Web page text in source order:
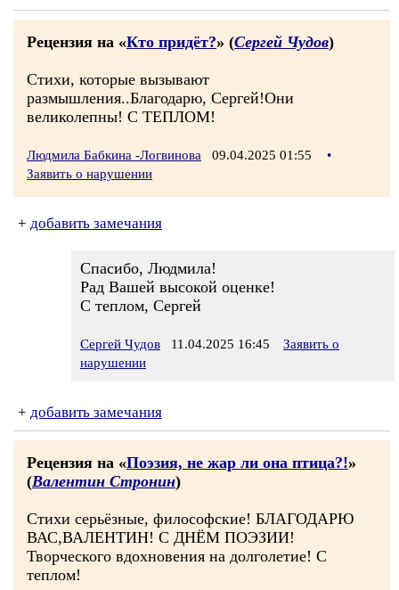
Рецензия на «Кто придёт?» (Сергей Чудов)
Стихи, которые вызывают
размышления..Благодарю, Сергей!Они
великолепны! С ТЕПЛОМ!
Людмила Бабкина -Логвинова 09.04.2025 01:55
•
Заявить о нарушении
+ добавить замечания
Спасибо, Людмила!
Рад Вашей высокой оценке!
С теплом, Сергей
Сергей Чудов 11.04.2025 16:45
Заявить о
нарушении
+ добавить замечания
Рецензия на «Поэзия, не жар ли она птица?!»
(Валентин Стронин)
Стихи серьёзные, философские! БЛАГОДАРЮ
ВАС,ВАЛЕНТИН! С ДНЁМ ПОЭЗИИ!
Творческого вдохновения на долголетие! С
теплом!